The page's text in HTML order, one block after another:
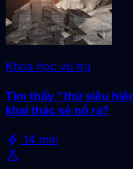
Khoa học vũ trụ
Tìm thấy "thứ siêu
khai thác sẽ nổ ra?
bolt 14 min
science